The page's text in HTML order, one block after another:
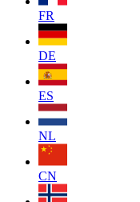
FR
DE
ES
NL
CN